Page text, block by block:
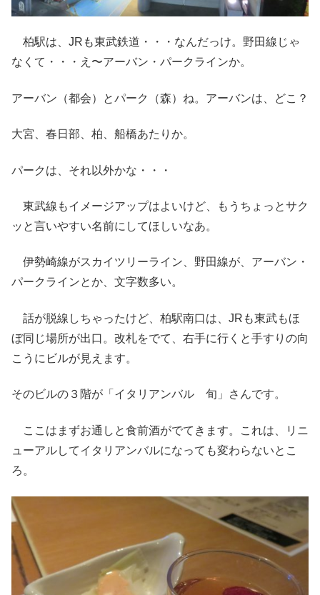
柏駅は、JRも東武鉄道・・・なんだっけ。野田線じゃ
なくて・・・え〜アーバン・パークラインか。
アーバン（都会）とパーク（森）ね。アーバンは、どこ？
大宮、春日部、柏、船橋あたりか。
パークは、それ以外かな・・・
東武線もイメージアップはよいけど、もうちょっとサク
ッと言いやすい名前にしてほしいなあ。
伊勢崎線がスカイツリーライン、野田線が、アーバン・
パークラインとか、文字数多い。
話が脱線しちゃったけど、柏駅南口は、JRも東武もほ
ぼ同じ場所が出口。改札をでて、右手に行くと手すりの向
こうにビルが見えます。
そのビルの３階が「イタリアンバル 旬」さんです。
ここはまずお通しと食前酒がでてきます。これは、リニ
ューアルしてイタリアンバルになっても変わらないとこ
ろ。